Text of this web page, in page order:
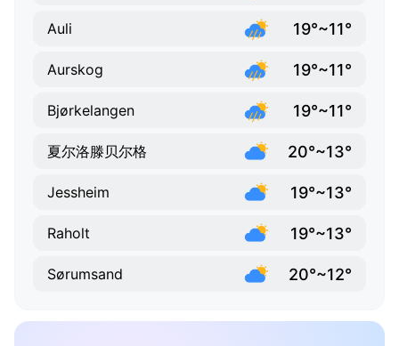
Auli 19°~11°
Aurskog 19°~11°
Bjørkelangen 19°~11°
夏尔洛滕贝尔格 20°~13°
Jessheim 19°~13°
Raholt 19°~13°
Sørumsand 20°~12°